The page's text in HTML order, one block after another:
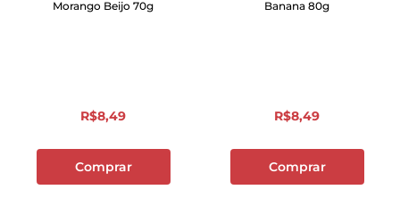
Morango Beijo 70g
R$8,49
Comprar
Banana 80g
R$8,49
Comprar